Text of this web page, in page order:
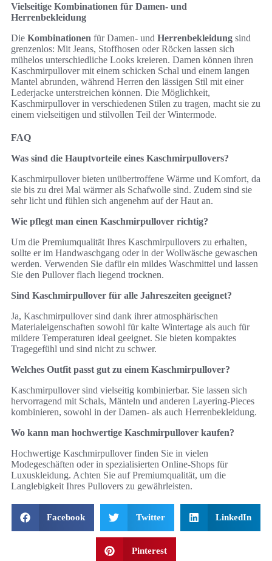
Vielseitige Kombinationen für Damen- und
Herrenbekleidung
Die Kombinationen für Damen- und Herrenbekleidung sind
grenzenlos: Mit Jeans, Stoffhosen oder Röcken lassen sich
mühelos unterschiedliche Looks kreieren. Damen können ihren
Kaschmirpullover mit einem schicken Schal und einem langen
Mantel abrunden, während Herren den lässigen Stil mit einer
Lederjacke unterstreichen können. Die Möglichkeit,
Kaschmirpullover in verschiedenen Stilen zu tragen, macht sie zu
einem vielseitigen und stilvollen Teil der Wintermode.
FAQ
Was sind die Hauptvorteile eines Kaschmirpullovers?
Kaschmirpullover bieten unübertroffene Wärme und Komfort, da
sie bis zu drei Mal wärmer als Schafwolle sind. Zudem sind sie
sehr licht und fühlen sich angenehm auf der Haut an.
Wie pflegt man einen Kaschmirpullover richtig?
Um die Premiumqualität Ihres Kaschmirpullovers zu erhalten,
sollte er im Handwaschgang oder in der Wollwäsche gewaschen
werden. Verwenden Sie dafür ein mildes Waschmittel und lassen
Sie den Pullover flach liegend trocknen.
Sind Kaschmirpullover für alle Jahreszeiten geeignet?
Ja, Kaschmirpullover sind dank ihrer atmosphärischen
Materialeigenschaften sowohl für kalte Wintertage als auch für
mildere Temperaturen ideal geeignet. Sie bieten kompaktes
Tragegefühl und sind nicht zu schwer.
Welches Outfit passt gut zu einem Kaschmirpullover?
Kaschmirpullover sind vielseitig kombinierbar. Sie lassen sich
hervorragend mit Schals, Mänteln und anderen Layering-Pieces
kombinieren, sowohl in der Damen- als auch Herrenbekleidung.
Wo kann man hochwertige Kaschmirpullover kaufen?
Hochwertige Kaschmirpullover finden Sie in vielen
Modegeschäften oder in spezialisierten Online-Shops für
Luxuskleidung. Achten Sie auf Premiumqualität, um die
Langlebigkeit Ihres Pullovers zu gewährleisten.
Facebook Twitter LinkedIn
Pinterest